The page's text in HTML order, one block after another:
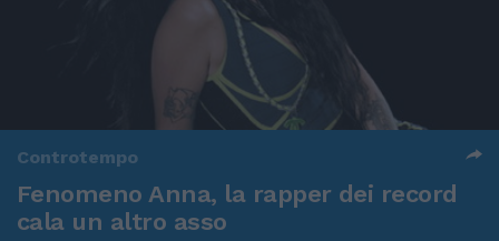
Controtempo
Fenomeno Anna, la rapper dei record
cala un altro asso